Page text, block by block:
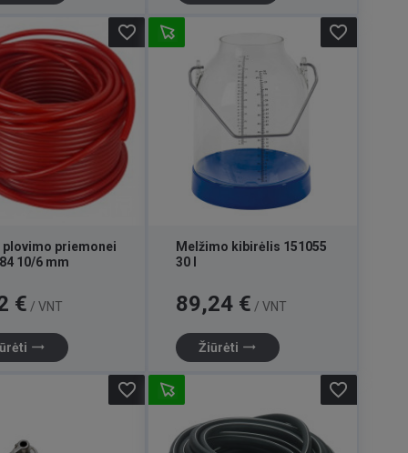
plovimo priemonei
10/6 mm
€ / VNT
trending_flat
favorite_border
Melžimo kibirėlis 151055
30 l
Kaina
89,24 € / VNT
Žiūrėti trending_flat
favorite_border
favorite_border favorite_border